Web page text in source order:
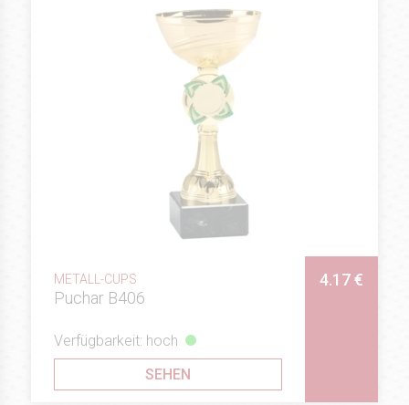
METALL-CUPS
Puchar B406
4.17 €
Verfügbarkeit: hoch
SEHEN